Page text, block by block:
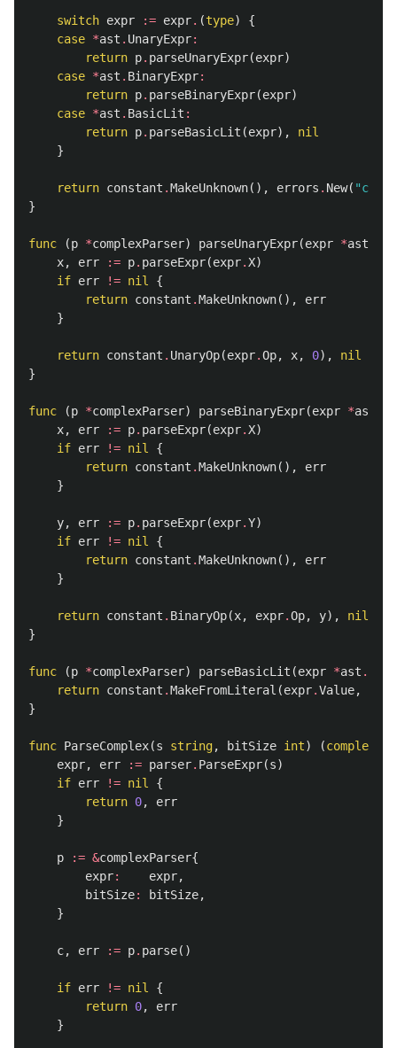
switch expr := expr. (type)
{
case *ast . UnaryExpr:
return p. parseUnaryExpr(expr)
case *ast . BinaryExpr:
return p. parseBinaryExpr(expr)
case *ast . BasicLit :
return p. parseBasicLit (expr),
nil
}
return constant .MakeUnknown(), errors . New(
}
func (p *complexParser) parseUnaryExpr(expr *ast
x, err := p. parseExpr(expr.X)
if err != nil
{
return constant .MakeUnknown(),
err
}
return constant . UnaryOp(expr.Op, x, 0),
nil
}
func (p *complexParser) parseBinaryExpr(expr *ast
x, err := p. parseExpr(expr.X)
if err != nil
{
return constant .MakeUnknown(),
err
}
y, err := p. parseExpr(expr.Y)
if err != nil
{
return constant .MakeUnknown(),
err
}
return constant . BinaryOp(x, expr.Op, y),
nil
}
func (p *complexParser) parseBasicLit (expr *ast .
return constant .MakeFromLiteral (expr.Value,
}
func ParseComplex(s string, bitSize int) (complex128
expr, err := parser. ParseExpr(s)
if err != nil
{
return 0,
err
}
p := &complexParser{
expr: expr,
bitSize: bitSize,
}
c, err := p. parse()
if err != nil
{
return 0,
err
}